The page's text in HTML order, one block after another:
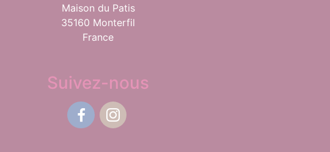
Maison du Patis
35160 Monterfil
France
Suivez-nous